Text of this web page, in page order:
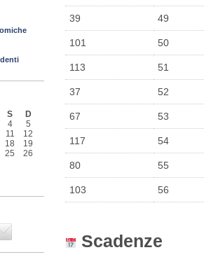
39 49
101 50
113 51
37 52
67 53
117 54
80 55
103 56
Scadenze
S
D
4
5
11
12
18
19
25
26